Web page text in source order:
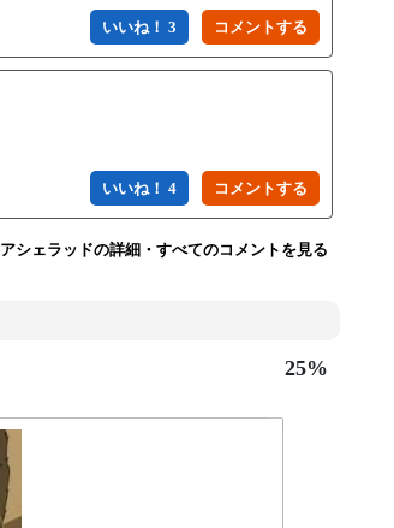
いいね！ 3
いいね！ 4
アシェラッドの詳細・すべてのコメントを見る
25%